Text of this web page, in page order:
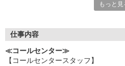
職場での不安や悩み事があれば
充実の福利厚生、各種施設利用の特
お仕事以外も充実させたいあなたの
もっと見
仕事内容
≪コールセンター≫
【コールセンタースタッフ】